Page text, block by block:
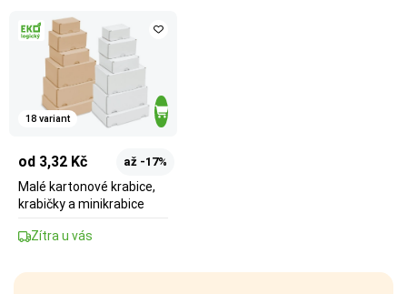
18 variant
od 3,32 Kč až -17%
Malé kartonové krabice,
krabičky a minikrabice
Zítra u vás